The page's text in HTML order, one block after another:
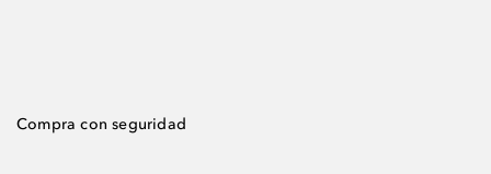
Compra con seguridad